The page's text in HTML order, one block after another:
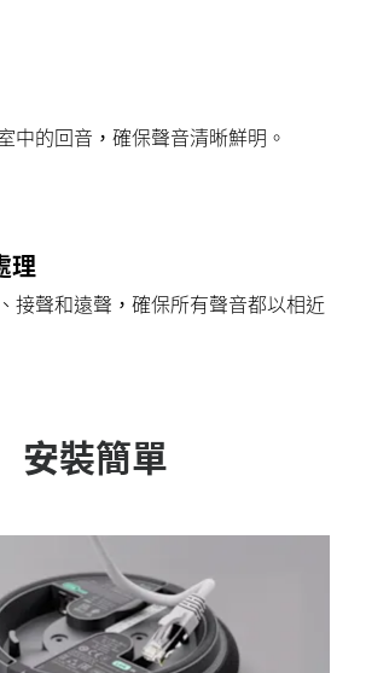
中的回音，確保聲音清晰鮮明。
理
接聲和遠聲，確保所有聲音都以相近
安裝簡單